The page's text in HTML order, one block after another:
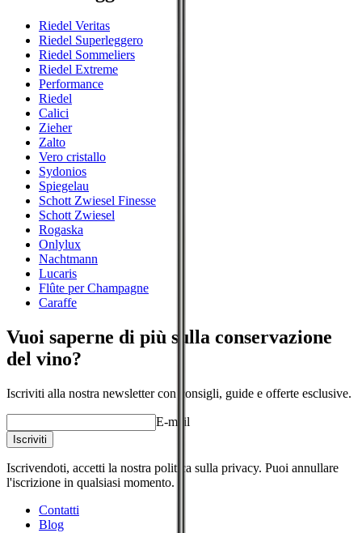
Riedel Veritas
Riedel Superleggero
Riedel Sommeliers
Riedel Extreme
Performance
Riedel
Calici
Zieher
Zalto
Vero cristallo
Sydonios
Spiegelau
Schott Zwiesel Finesse
Schott Zwiesel
Rogaska
Onlylux
Nachtmann
Lucaris
Flûte per Champagne
Caraffe
Vuoi saperne di più sulla conservazione
del vino?
Iscriviti alla nostra newsletter con consigli, guide e offerte esclusive.
E-mail
Iscriviti
Iscrivendoti, accetti la nostra politica sulla privacy. Puoi annullare
l'iscrizione in qualsiasi momento.
Contatti
Blog